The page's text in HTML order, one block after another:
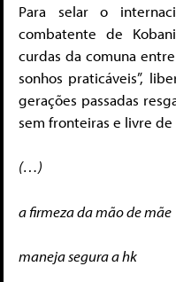
Para selar o
combatente de
curdas da comuna
sonhos praticáveis”,
gerações passadas
sem fronteiras e livre
(…)
a firmeza da mão de mãe
maneja segura a hk